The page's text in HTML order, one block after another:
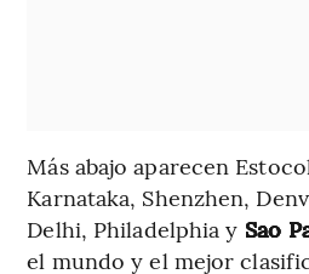
Más abajo aparecen
Karnataka, Shenzhen,
Delhi, Philadelphia y Sao
el mundo y el mejor